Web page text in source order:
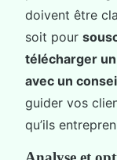
doivent être
soit pour
télécharger
avec un
guider vos
qu’ils